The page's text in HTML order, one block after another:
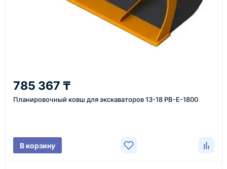
Оставьте заявку на сайте, по телефону или через
форму обратного звонка.
Уточнение задачи
Менеджер связывается с вами, уточняет
785 367 ₸
Планировочный ковш для экскаваторов 13-18 PB-E-1800
В корзину